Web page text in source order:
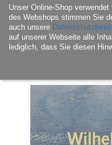
Unser Online-Shop
des Webshops stimmen Sie
auch unsere
auf unserer Webseite alle
lediglich, dass Sie diesen